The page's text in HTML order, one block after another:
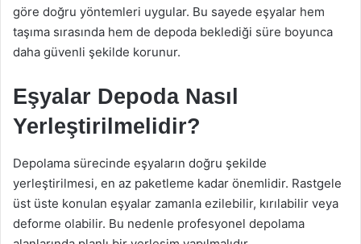
göre doğru yöntemleri uygular. Bu sayede eşyalar hem
taşıma sırasında hem de depoda beklediği süre boyunca
daha güvenli şekilde korunur.
Eşyalar Depoda Nasıl
Yerleştirilmelidir?
Depolama sürecinde eşyaların doğru şekilde
yerleştirilmesi, en az paketleme kadar önemlidir. Rastgele
üst üste konulan eşyalar zamanla ezilebilir, kırılabilir veya
deforme olabilir. Bu nedenle profesyonel depolama